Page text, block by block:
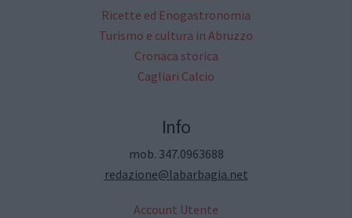
Ricette ed Enogastronomia
Turismo e cultura in Abruzzo
Cronaca storica
Cagliari Calcio
Info
mob. 347.0963688
redazione@labarbagia.net
Account Utente